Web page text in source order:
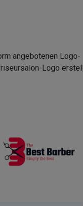
angebotenen Logo-
Logo